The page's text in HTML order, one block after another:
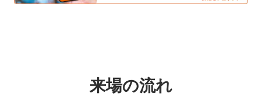
来場の流れ